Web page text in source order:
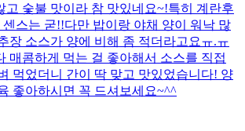
고 숯불 맛이라 참 맛있네요~!특히 계란후
스는 굳!! ​다만 밥이랑 야채 양이 워낙 많
장 소스가 양에 비해 좀 적더라고요ㅠ.ㅠ
매콤하게 먹는 걸 좋아해서 소스를 직접
먹었더니 간이 딱 맞고 맛있었습니다! 양
좋아하시면 꼭 드셔보세요~^^